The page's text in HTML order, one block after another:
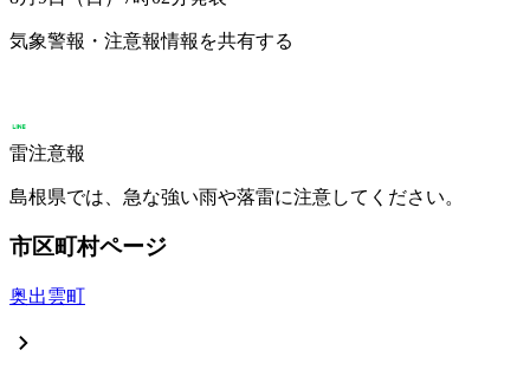
気象警報・注意報情報を共有する
雷注意報
島根県では、急な強い雨や落雷に注意してください。
市区町村ページ
奥出雲町